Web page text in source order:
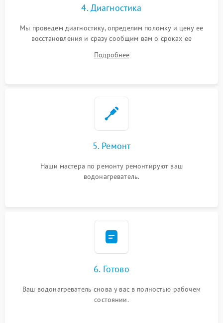
4. Диагностика
Мы проведем диагностику, определим поломку и цену ее
восстановления и сразу сообщим вам о сроках ее
Подробнее
5. Ремонт
Наши мастера по ремонту ремонтируют ваш
водонагреватель.
6. Готово
Ваш водонагреватель снова у вас в полностью рабочем
состоянии.